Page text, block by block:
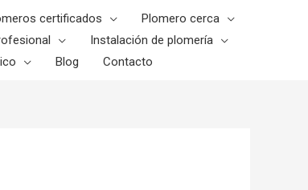
certificados
Plomero cerca
Instalación de plomería
Blog Contacto